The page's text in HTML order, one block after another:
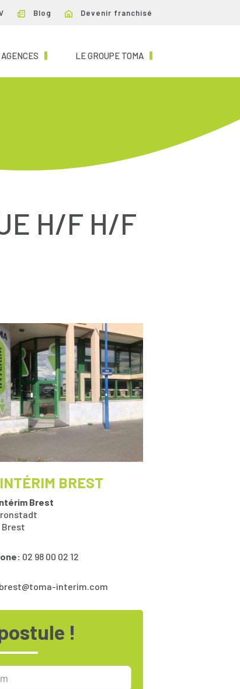
Blog Devenir franchisé
(CURRENT)LE GROUPE TOMA (CURRENT)
H/F H/F
BREST
Brest
Brest
02 98 00 02 12
brest@toma-interim.com
!